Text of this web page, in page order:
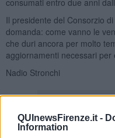
QUInewsFirenze.it -
Information
Il presidente del Consorzio
domanda: come vanno le
che duri ancora per molto
aggiornamenti necessari per
Nadio Stronchi